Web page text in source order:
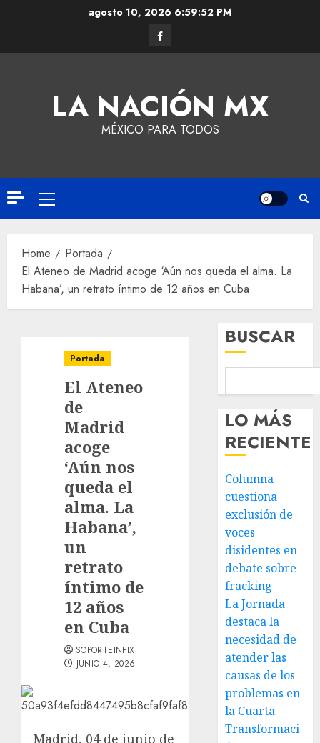
agosto 10, 2026 6:59:53 PM
LA NACIÓN MX
MÉXICO PARA TODOS
Home
Portada
El Ateneo de Madrid acoge ‘Aún nos queda el alma. La
Habana’, un retrato íntimo de 12 años en Cuba
Portada
El Ateneo
de
Madrid
acoge
‘Aún nos
queda el
alma. La
Habana’,
un
retrato
íntimo de
12 años
en Cuba
SOPORTEINFIX
JUNIO 4, 2026
Madrid, 04 de junio de
BUSCAR
LO MÁS
RECIENTE
Columna
cuestiona
exclusión de
voces
disidentes en
debate sobre
fracking
La Jornada
destaca la
necesidad de
atender las
causas de los
problemas en
la Cuarta
Transformaci